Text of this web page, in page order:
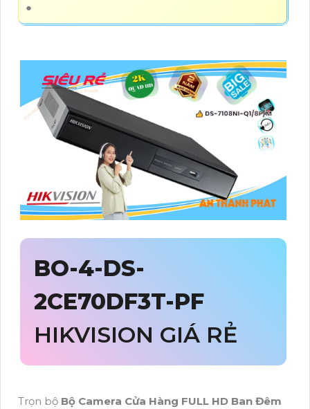
●
BO-4-DS-
2CE70DF3T-PF
HIKVISION GIÁ RẺ
Trọn bộ Bộ Camera Cửa Hàng FULL HD Ban Đêm